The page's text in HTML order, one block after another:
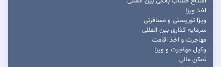
اخذ ویزا
ویزا توریستی و مسافرتی
سرمایه گذاری بین المللی
مهاجرت و اخذ اقامت
وکیل مهاجرت و ویزا
تمکن مالی